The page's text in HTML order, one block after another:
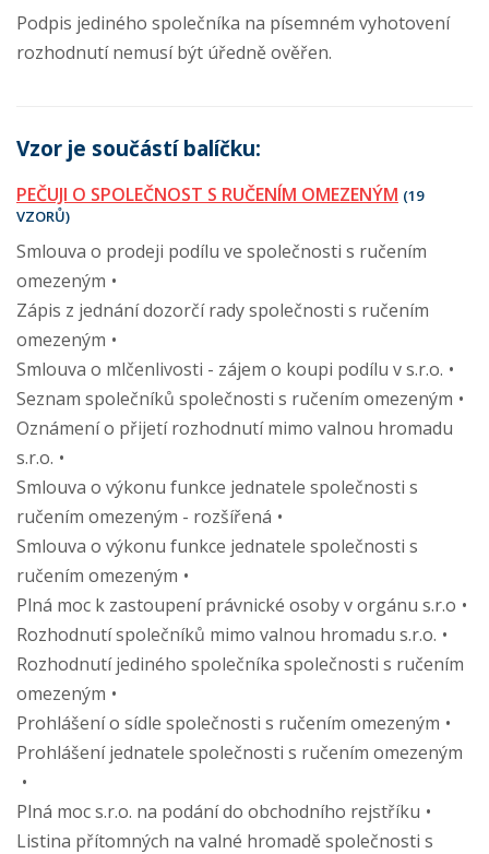
Podpis jediného společníka na písemném vyhotovení
rozhodnutí nemusí být úředně ověřen.
Vzor je součástí balíčku:
PEČUJI O SPOLEČNOST S RUČENÍM OMEZENÝM (19
VZORŮ)
Smlouva o prodeji podílu ve společnosti s ručením
omezeným
Zápis z jednání dozorčí rady společnosti s ručením
omezeným
Smlouva o mlčenlivosti - zájem o koupi podílu v s.r.o.
Seznam společníků společnosti s ručením omezeným
Oznámení o přijetí rozhodnutí mimo valnou hromadu
s.r.o.
Smlouva o výkonu funkce jednatele společnosti s
ručením omezeným - rozšířená
Smlouva o výkonu funkce jednatele společnosti s
ručením omezeným
Plná moc k zastoupení právnické osoby v orgánu s.r.o
Rozhodnutí společníků mimo valnou hromadu s.r.o.
Rozhodnutí jediného společníka společnosti s ručením
omezeným
Prohlášení o sídle společnosti s ručením omezeným
Prohlášení jednatele společnosti s ručením omezeným
Plná moc s.r.o. na podání do obchodního rejstříku
Listina přítomných na valné hromadě společnosti s